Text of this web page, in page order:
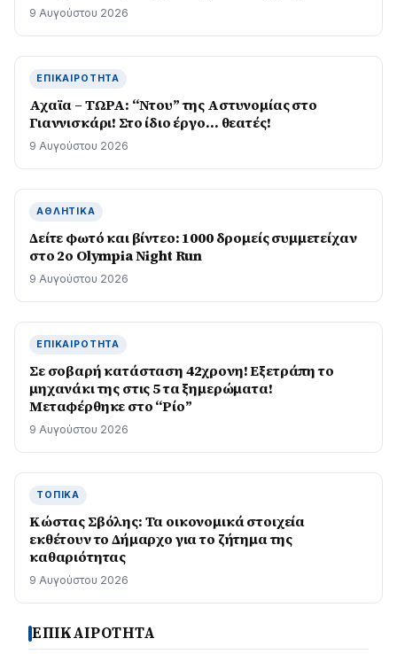
9 Αυγούστου 2026
ΕΠΙΚΑΙΡΌΤΗΤΑ
Αχαϊα – ΤΩΡΑ: “Ντου” της Αστυνομίας στο
Γιαννισκάρι! Στο ίδιο έργο… θεατές!
9 Αυγούστου 2026
ΑΘΛΗΤΙΚΆ
Δείτε φωτό και βίντεο: 1000 δρομείς συμμετείχαν
στο 2ο Olympia Night Run
9 Αυγούστου 2026
ΕΠΙΚΑΙΡΌΤΗΤΑ
Σε σοβαρή κατάσταση 42χρονη! Εξετράπη το
μηχανάκι της στις 5 τα ξημερώματα!
Μεταφέρθηκε στο “Ρίο”
9 Αυγούστου 2026
ΤΟΠΙΚΆ
Κώστας Σβόλης: Τα οικονομικά στοιχεία
εκθέτουν το Δήμαρχο για το ζήτημα της
καθαριότητας
9 Αυγούστου 2026
ΕΠΙΚΑΙΡΟΤΗΤΑ